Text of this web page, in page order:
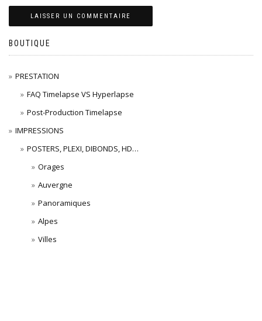
BOUTIQUE
PRESTATION
FAQ Timelapse VS Hyperlapse
Post-Production Timelapse
IMPRESSIONS
POSTERS, PLEXI, DIBONDS, HD…
Orages
Auvergne
Panoramiques
Alpes
Villes